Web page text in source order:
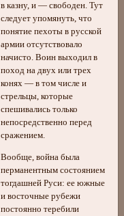
в казну, и — свободен. Тут
следует упомянуть, что
понятие пехоты в русской
армии отсутствовало
начисто. Воин выходил в
поход на двух или трех
конях — в том числе и
стрельцы, которые
спешивались только
непосредственно перед
сражением.
Вообще, война была
перманентным состоянием
тогдашней Руси: ее южные
и восточные рубежи
постоянно теребили